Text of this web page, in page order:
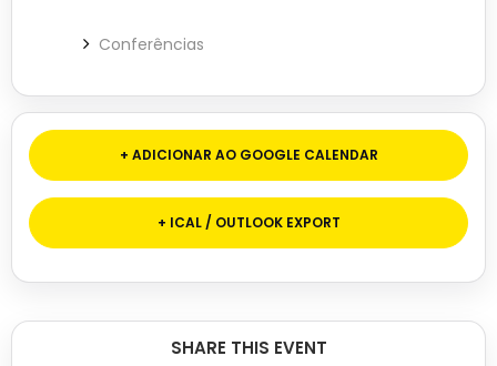
Conferências
+ ADICIONAR AO GOOGLE CALENDAR
+ ICAL / OUTLOOK EXPORT
SHARE THIS EVENT